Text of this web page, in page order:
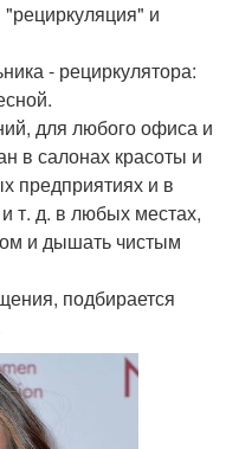
и
- рециркулятора:
для любого офиса и
в салонах красоты и
предприятиях и в
т. д. в любых местах,
и дышать чистым
подбирается